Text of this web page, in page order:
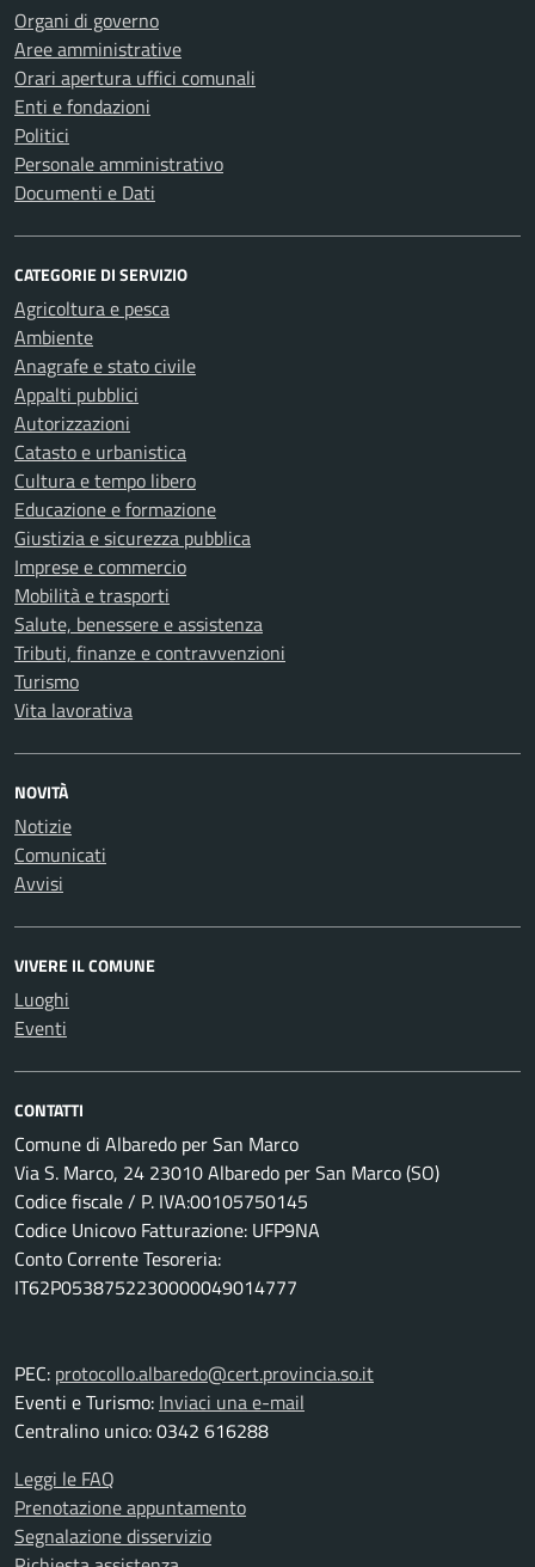
Organi di governo
Aree amministrative
Orari apertura uffici comunali
Enti e fondazioni
Politici
Personale amministrativo
Documenti e Dati
CATEGORIE DI SERVIZIO
Agricoltura e pesca
Ambiente
Anagrafe e stato civile
Appalti pubblici
Autorizzazioni
Catasto e urbanistica
Cultura e tempo libero
Educazione e formazione
Giustizia e sicurezza pubblica
Imprese e commercio
Mobilità e trasporti
Salute, benessere e assistenza
Tributi, finanze e contravvenzioni
Turismo
Vita lavorativa
NOVITÀ
Notizie
Comunicati
Avvisi
VIVERE IL COMUNE
Luoghi
Eventi
CONTATTI
Comune di Albaredo per San Marco
Via S. Marco, 24 23010 Albaredo per San Marco (SO)
Codice fiscale / P. IVA:00105750145
Codice Unicovo Fatturazione: UFP9NA
Conto Corrente Tesoreria:
IT62P0538752230000049014777
PEC: protocollo.albaredo@cert.provincia.so.it
Eventi e Turismo: Inviaci una e-mail
Centralino unico: 0342 616288
Leggi le FAQ
Prenotazione appuntamento
Segnalazione disservizio